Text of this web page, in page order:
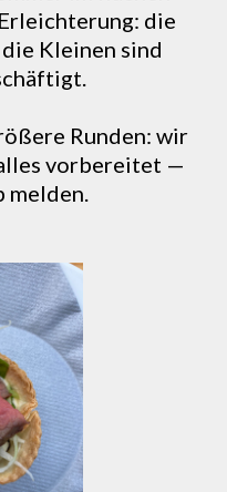
die
Kleinen sind
Runden: wir
vorbereitet —
melden.